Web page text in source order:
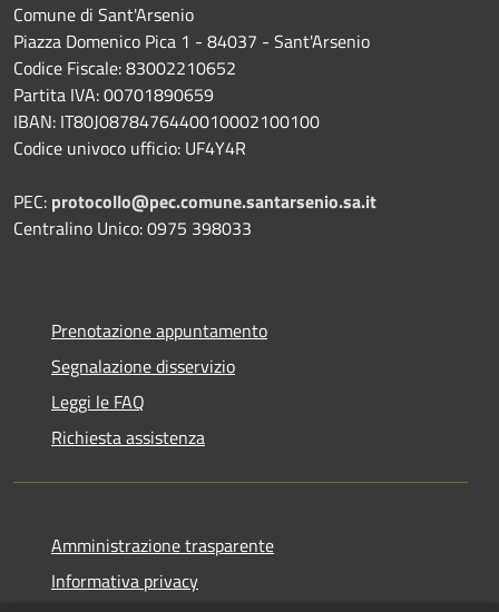
Comune di Sant'Arsenio
Piazza Domenico Pica 1 - 84037 - Sant'Arsenio
Codice Fiscale: 83002210652
Partita IVA: 00701890659
IBAN: IT80J0878476440010002100100
Codice univoco ufficio: UF4Y4R
PEC: protocollo@pec.comune.santarsenio.sa.it
Centralino Unico: 0975 398033
Prenotazione appuntamento
Segnalazione disservizio
Leggi le FAQ
Richiesta assistenza
Amministrazione trasparente
Informativa privacy